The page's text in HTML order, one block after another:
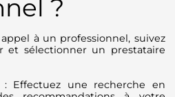
?
à un professionnel, suivez
et sélectionner un prestataire
: Effectuez une recherche en